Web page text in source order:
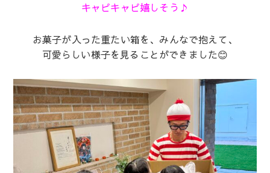
キャピキャピ嬉しそう♪
お菓子が入った重たい箱を、みんなで抱えて、
可愛らしい様子を見ることができました😊